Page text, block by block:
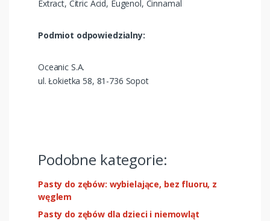
Extract, Citric Acid, Eugenol, Cinnamal
Podmiot odpowiedzialny:
Oceanic S.A.
ul. Łokietka 58, 81-736 Sopot
Podobne kategorie:
Pasty do zębów: wybielające, bez fluoru, z
węglem
Pasty do zębów dla dzieci i niemowląt